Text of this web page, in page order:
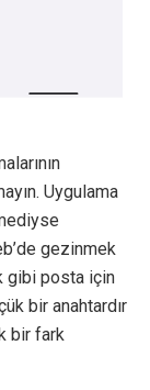
Uygulama
gezinmek
gibi posta için
bir anahtardır
bir fark